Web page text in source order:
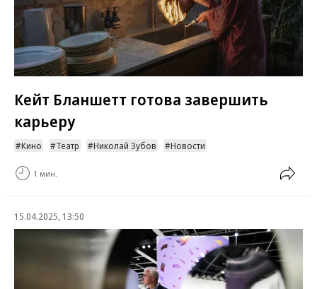
Кейт Бланшетт готова завершить
карьеру
Кино Театр Николай Зубов Новости
1 мин.
15.04.2025, 13:50